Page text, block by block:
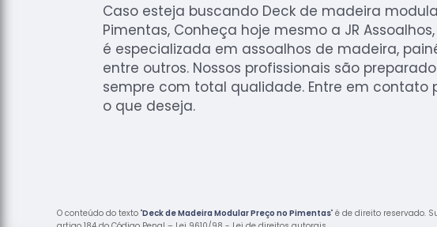
Caso esteja buscando Deck de madeira
Pimentas, Conheça hoje mesmo a JR
é especializada em assoalhos de madeira,
entre outros. Nossos profissionais são
sempre com total qualidade. Entre em contato
o que deseja.
O conteúdo do texto "Deck de Madeira Modular Preço no Pimentas" é de direito reservado.